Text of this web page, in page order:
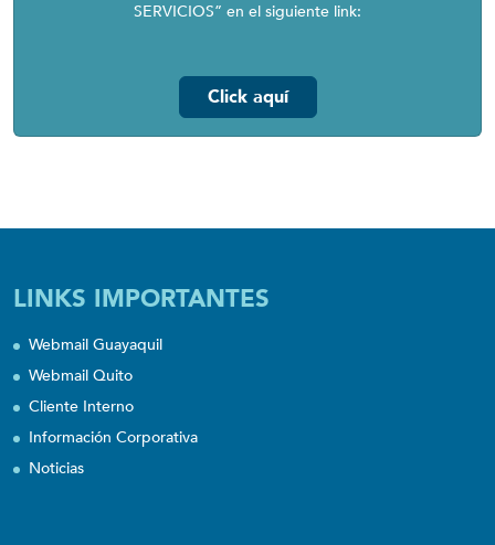
SERVICIOS” en el siguiente link:
Click aquí
LINKS IMPORTANTES
Webmail Guayaquil
Webmail Quito
Cliente Interno
Información Corporativa
Noticias